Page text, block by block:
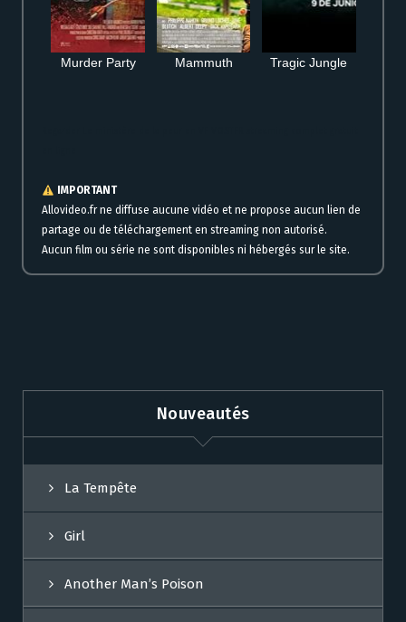
Murder Party Mammuth Tragic Jungle
IMPORTANT
Allovideo.fr ne diffuse aucune vidéo et ne propose aucun lien de
partage ou de téléchargement en streaming non autorisé.
Aucun film ou série ne sont disponibles ni hébergés sur le site.
Nouveautés
La Tempête
Girl
Another Man’s Poison